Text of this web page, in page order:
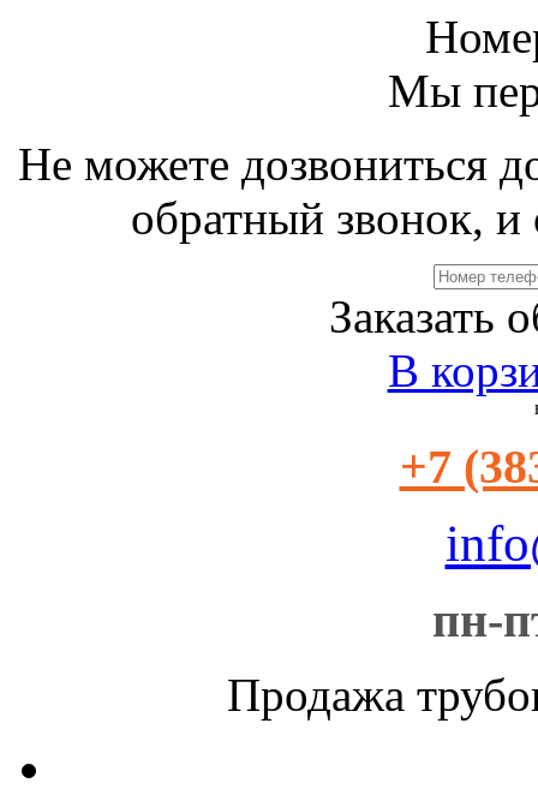
Мы
Не можете дозвониться
обратный звонок, и
Заказать
В
+7
пн-
Продажа